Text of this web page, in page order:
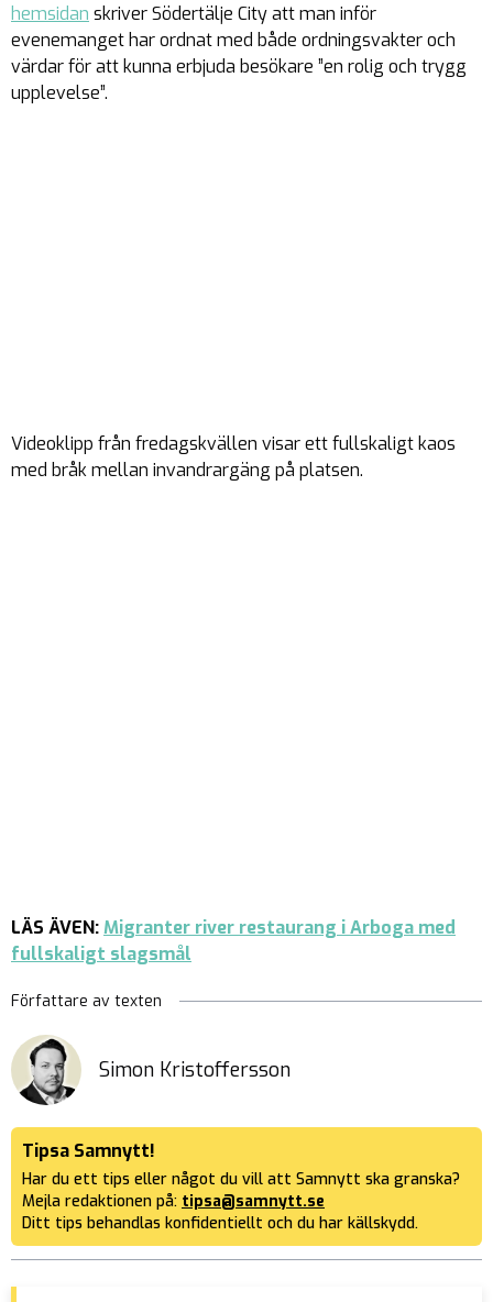
hemsidan skriver Södertälje City att man inför
evenemanget har ordnat med både ordningsvakter och
värdar för att kunna erbjuda besökare ”en rolig och trygg
upplevelse”.
Videoklipp från fredagskvällen visar ett fullskaligt kaos
med bråk mellan invandrargäng på platsen.
LÄS ÄVEN:Migranter river restaurang i Arboga med
fullskaligt slagsmål
Författare av texten
Simon Kristoffersson
Tipsa Samnytt!
Har du ett tips eller något du vill att Samnytt ska granska?
Mejla redaktionen på: tipsa@samnytt.se
Ditt tips behandlas konfidentiellt och du har källskydd.